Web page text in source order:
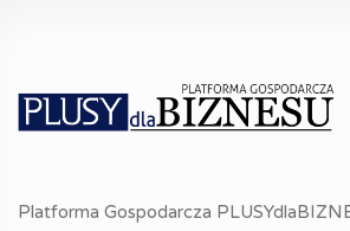
Platforma Gospodarcza